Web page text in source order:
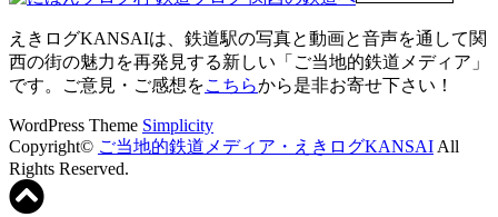
えきログKANSAIは、鉄道駅の写真と動画と音声を通して関
西の街の魅力を再発見する新しい「ご当地的鉄道メディア」
です。ご意見・ご感想をこちらから是非お寄せ下さい！
WordPress Theme Simplicity
Copyright© ご当地的鉄道メディア・えきログKANSAI All
Rights Reserved.